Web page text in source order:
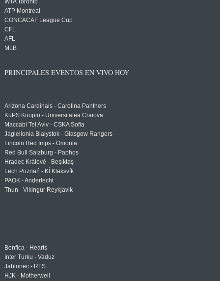
WTA Toronto
ATP Montreal
CONCACAF League Cup
CFL
AFL
MLB
PRINCIPALES EVENTOS EN VIVO HOY
Arizona Cardinals - Carolina Panthers
KuPS Kuopio - Universitatea Craiova
Maccabi Tel Aviv - CSKA Sofia
Jagiellonia Białystok - Glasgow Rangers
Lincoln Red Imps - Omonia
Red Bull Salzburg - Paphos
Hradec Králové - Beşiktaş
Lech Poznań - KÍ Klaksvík
PAOK - Anderlecht
Thun - Vikingur Reykjavik
Benfica - Hearts
Inter Turku - Vaduz
Jablonec - RFS
HJK - Motherwell